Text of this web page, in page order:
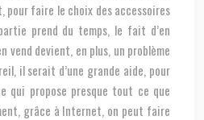
pour faire le choix des accessoires
prend du temps, le fait d’en
vend devient, en plus, un problème
il serait d’une grande aide, pour
qui propose presque tout ce que
grâce à Internet, on peut faire